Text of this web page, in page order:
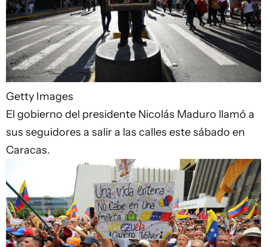
Getty Images
El gobierno del presidente Nicolás Maduro llamó a
sus seguidores a salir a las calles este sábado en
Caracas.